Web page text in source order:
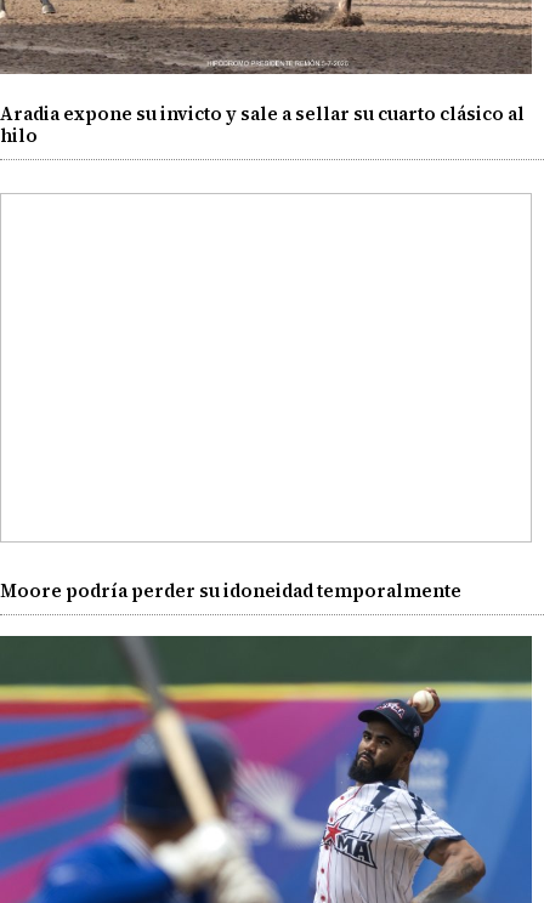
Aradia expone su invicto y sale a sellar su cuarto clásico al
hilo
Moore podría perder su idoneidad temporalmente